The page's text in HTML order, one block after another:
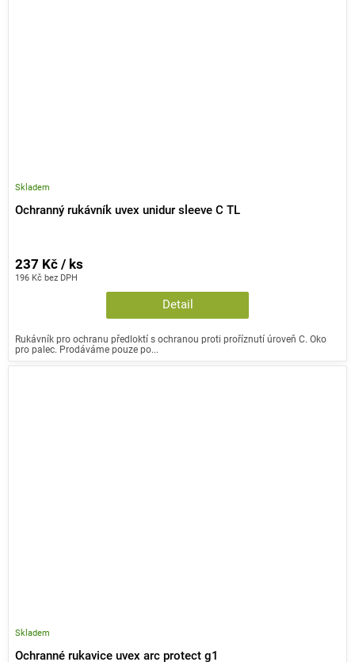
Ochranný rukávník uvex unidur sleeve C TL
Skladem
196 Kč bez DPH
237 Kč / ks
Detail
Rukávník pro ochranu předloktí s ochranou proti proříznutí úroveň C. Oko
pro palec. Prodáváme pouze po...
Ochranné rukavice uvex arc protect g1
Skladem